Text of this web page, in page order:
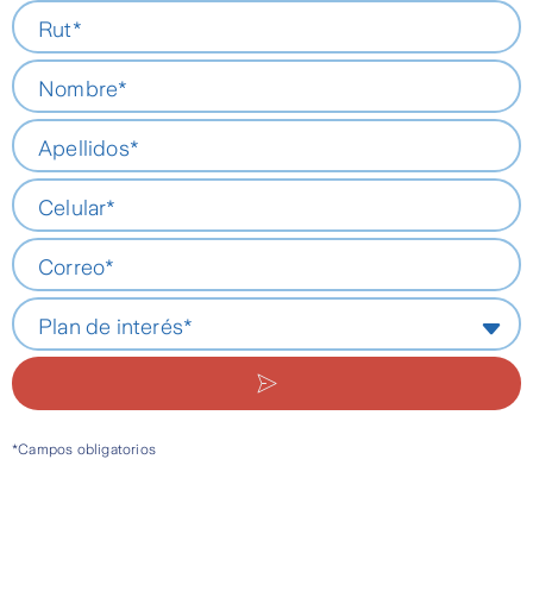
Rut*
Nombre*
Apellidos*
Celular*
Correo*
Plan de interés*
*Campos obligatorios